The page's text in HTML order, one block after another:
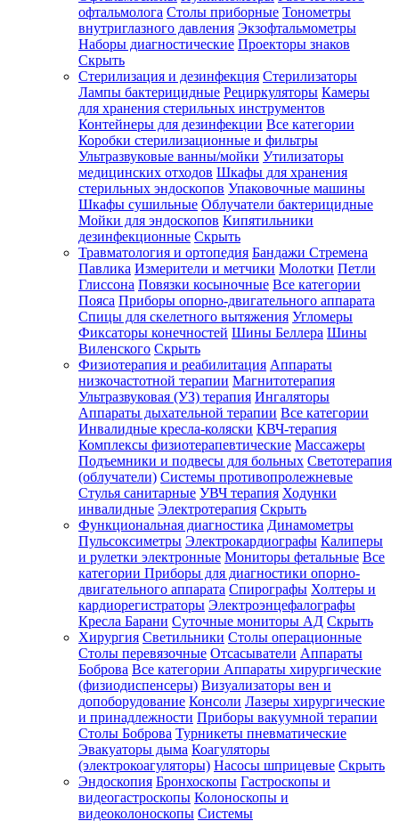
офтальмолога Столы приборные Тонометры
внутриглазного давления Экзофтальмометры
Наборы диагностические Проекторы знаков
Скрыть
Стерилизация и дезинфекция Стерилизаторы
Лампы бактерицидные Рециркуляторы Камеры
для хранения стерильных инструментов
Контейнеры для дезинфекции Все категории
Коробки стерилизационные и фильтры
Ультразвуковые ванны/мойки Утилизаторы
медицинских отходов Шкафы для хранения
стерильных эндоскопов Упаковочные машины
Шкафы сушильные Облучатели бактерицидные
Мойки для эндоскопов Кипятильники
дезинфекционные Скрыть
Травматология и ортопедия Бандажи Стремена
Павлика Измерители и метчики Молотки Петли
Глиссона Повязки косыночные Все категории
Пояса Приборы опорно-двигательного аппарата
Спицы для скелетного вытяжения Угломеры
Фиксаторы конечностей Шины Беллера Шины
Виленского Скрыть
Физиотерапия и реабилитация Аппараты
низкочастотной терапии Магнитотерапия
Ультразвуковая (УЗ) терапия Ингаляторы
Аппараты дыхательной терапии Все категории
Инвалидные кресла-коляски КВЧ-терапия
Комплексы физиотерапевтические Массажеры
Подъемники и подвесы для больных Светотерапия
(облучатели) Системы противопролежневые
Стулья санитарные УВЧ терапия Ходунки
инвалидные Электротерапия Скрыть
Функциональная диагностика Динамометры
Пульсоксиметры Электрокардиографы Калиперы
и рулетки электронные Мониторы фетальные Все
категории Приборы для диагностики опорно-
двигательного аппарата Спирографы Холтеры и
кардиорегистраторы Электроэнцефалографы
Кресла Барани Суточные мониторы АД Скрыть
Хирургия Светильники Столы операционные
Столы перевязочные Отсасыватели Аппараты
Боброва Все категории Аппараты хирургические
(физиодиспенсеры) Визуализаторы вен и
допоборудование Консоли Лазеры хирургические
и принадлежности Приборы вакуумной терапии
Столы Боброва Турникеты пневматические
Эвакуаторы дыма Коагуляторы
(электрокоагуляторы) Насосы шприцевые Скрыть
Эндоскопия Бронхоскопы Гастроскопы и
видеогастроскопы Колоноскопы и
видеоколоноскопы Системы